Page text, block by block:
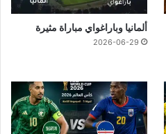
ألمانيا وباراغواي مباراة مثيرة
2026-06-29